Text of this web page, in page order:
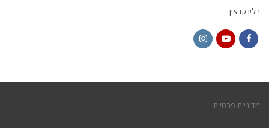
בלינקדאין
מדיניות פרטיות